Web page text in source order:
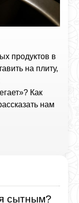
продуктов в
на плиту,
Как
нам
сытным?